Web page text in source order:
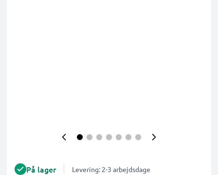
På lager Levering: 2-3 arbejdsdage